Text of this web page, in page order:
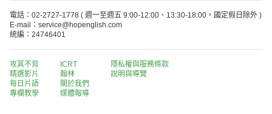
電話：02-2727-1778 ( 週一至週五 9:00-12:00、13:30-18:00，國定假日除外 )
E-mail：service@hopenglish.com
統編：24746401
攻其不背
精選影片
每日片語
專欄教學
ICRT
翰林
關於我們
媒體報導
隱私權與服務條款
說明與導覽